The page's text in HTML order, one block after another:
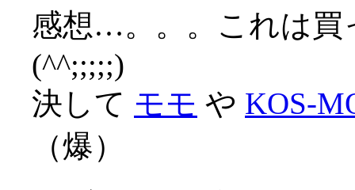
感想…。。。これは
(^^;;;;;)
決して モモ や KOS-
（爆）